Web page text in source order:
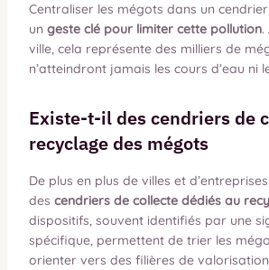
Centraliser les mégots dans un
un geste clé pour limiter cette pollution.
ville, cela représente des milliers de
n’atteindront jamais les cours d’eau ni
Existe-t-il des cendriers de
recyclage des mégots
De plus en plus de villes et
des cendriers de collecte dédiés au
dispositifs, souvent identifiés par une
spécifique, permettent de trier les
orienter vers des filières de